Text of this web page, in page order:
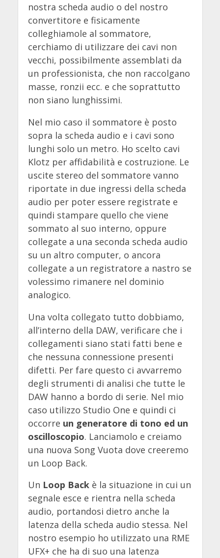
nostra scheda audio o del nostro
convertitore e fisicamente
colleghiamole al sommatore,
cerchiamo di utilizzare dei cavi non
vecchi, possibilmente assemblati da
un professionista, che non raccolgano
masse, ronzii ecc. e che soprattutto
non siano lunghissimi.
Nel mio caso il sommatore è posto
sopra la scheda audio e i cavi sono
lunghi solo un metro. Ho scelto cavi
Klotz per affidabilità e costruzione. Le
uscite stereo del sommatore vanno
riportate in due ingressi della scheda
audio per poter essere registrate e
quindi stampare quello che viene
sommato al suo interno, oppure
collegate a una seconda scheda audio
su un altro computer, o ancora
collegate a un registratore a nastro se
volessimo rimanere nel dominio
analogico.
Una volta collegato tutto dobbiamo,
all’interno della DAW, verificare che i
collegamenti siano stati fatti bene e
che nessuna connessione presenti
difetti. Per fare questo ci avvarremo
degli strumenti di analisi che tutte le
DAW hanno a bordo di serie. Nel mio
caso utilizzo Studio One e quindi ci
occorre un generatore di tono ed un
oscilloscopio. Lanciamolo e creiamo
una nuova Song Vuota dove creeremo
un Loop Back.
Un Loop Back è la situazione in cui un
segnale esce e rientra nella scheda
audio, portandosi dietro anche la
latenza della scheda audio stessa. Nel
nostro esempio ho utilizzato una RME
UFX+ che ha di suo una latenza